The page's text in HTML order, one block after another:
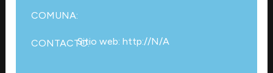
COMUNA:
CONTACTO:Sitio web: http://N/A